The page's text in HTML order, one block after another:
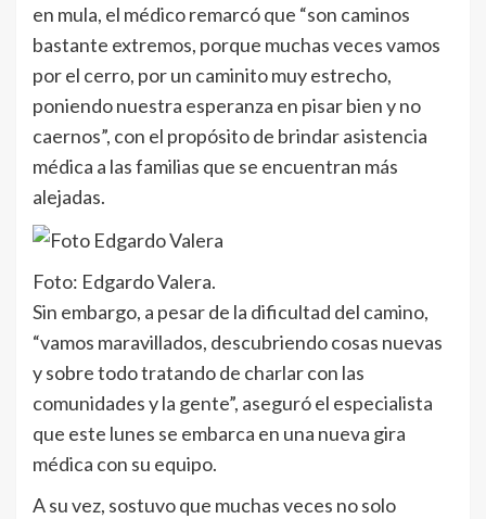
en mula, el médico remarcó que “son caminos
bastante extremos, porque muchas veces vamos
por el cerro, por un caminito muy estrecho,
poniendo nuestra esperanza en pisar bien y no
caernos”, con el propósito de brindar asistencia
médica a las familias que se encuentran más
alejadas.
Foto: Edgardo Valera.
Sin embargo, a pesar de la dificultad del camino,
“vamos maravillados, descubriendo cosas nuevas
y sobre todo tratando de charlar con las
comunidades y la gente”, aseguró el especialista
que este lunes se embarca en una nueva gira
médica con su equipo.
A su vez, sostuvo que muchas veces no solo